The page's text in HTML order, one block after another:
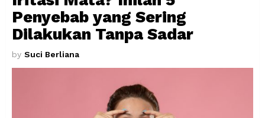
Penyebab yang Sering
Dilakukan Tanpa Sadar
by Suci Berliana